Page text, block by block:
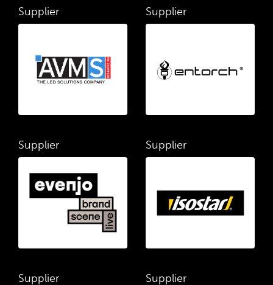
Supplier Supplier
Supplier Supplier
Supplier Supplier